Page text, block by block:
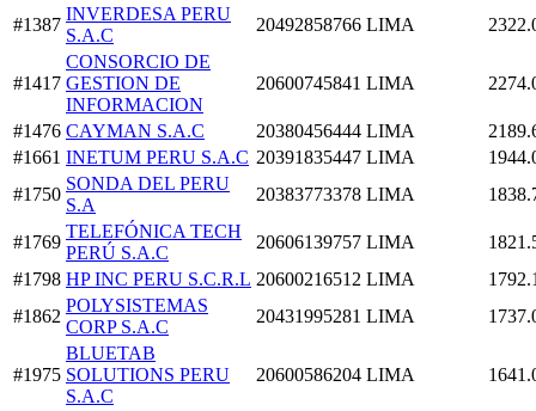
#1387
INVERDESA PERU
S.A.C
20492858766 LIMA
#1417
CONSORCIO DE
GESTION DE
INFORMACION
20600745841 LIMA
#1476 CAYMAN S.A.C 20380456444 LIMA
#1661 INETUM PERU S.A.C 20391835447 LIMA
#1750
SONDA DEL PERU
S.A
20383773378 LIMA
#1769
TELEFÓNICA TECH
PERÚ S.A.C
20606139757 LIMA
#1798 HP INC PERU S.C.R.L 20600216512 LIMA
#1862
POLYSISTEMAS
CORP S.A.C
20431995281 LIMA
#1975
BLUETAB
SOLUTIONS PERU
S.A.C
20600586204 LIMA